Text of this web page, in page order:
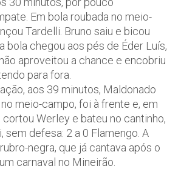
Em bola roubada no meio-
Tardelli. Bruno saiu e bicou
bola chegou aos pés de Éder Luís,
aproveitou a chance e encobriu
para fora.
aos 39 minutos, Maldonado
meio-campo, foi à frente e, em
cortou Werley e bateu no cantinho,
sem defesa: 2 a 0 Flamengo. A
negra, que já cantava após o
carnaval no Mineirão.